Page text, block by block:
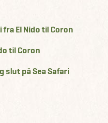
fra El Nido til Coron
til Coron
slut på Sea Safari